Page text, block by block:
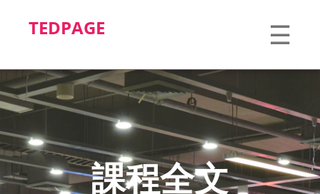
TEDPAGE ☰
課程全文